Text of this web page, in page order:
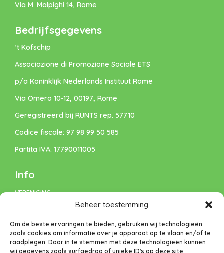
Beheer toestemming
Om de beste ervaringen te bieden, gebruiken wij technologieën
zoals cookies om informatie over je apparaat op te slaan en/of te
raadplegen. Door in te stemmen met deze technologieën kunnen
wij gegevens zoals surfgedrag of unieke ID's op deze site
Via M. Malpighi 14, Rome
Bedrijfsgegevens
’t Kofschip
Associazione di Promozione Sociale ETS
p/a Koninklijk Nederlands Instituut Rome
Via Omero 10-12, 00197, Rome
Geregistreerd bij RUNTS rep. 57710
Codice fiscale: 97 98 99 50 585
Partita IVA: 17790011005
Info
VERENIGING
DONEREN
Privacybeleid